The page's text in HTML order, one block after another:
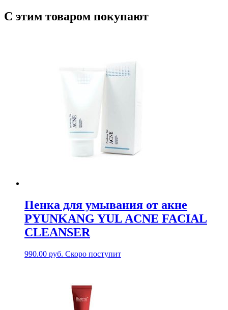
С этим товаром покупают
Пенка для умывания от акне
PYUNKANG YUL ACNE FACIAL
CLEANSER
990.00 руб. Скоро поступит